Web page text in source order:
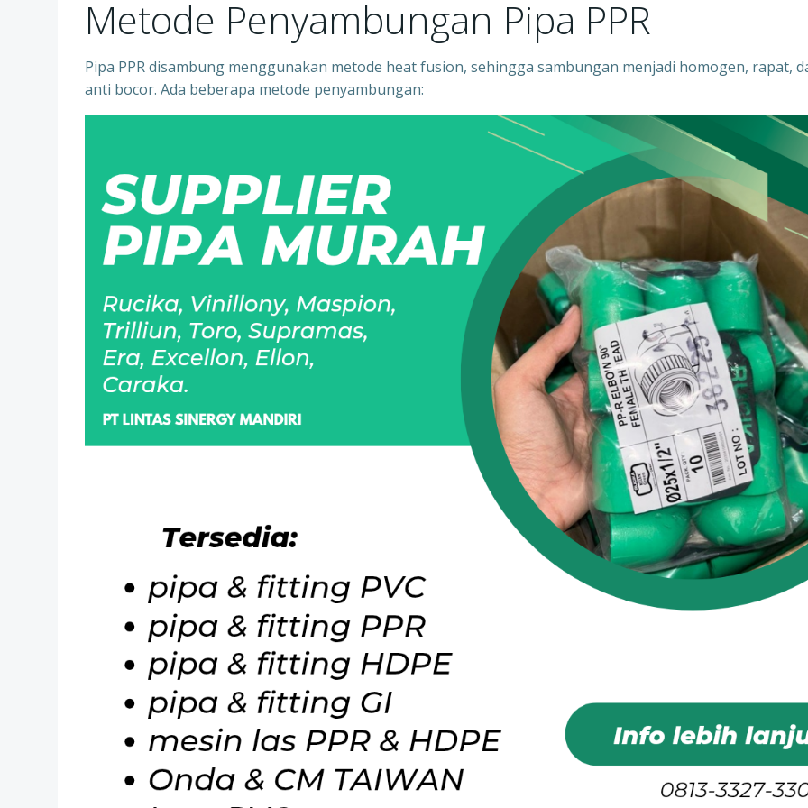
Metode Penyambungan Pipa PPR
Pipa PPR disambung menggunakan metode heat fusion, sehingga sambungan menjadi homogen, rapat,
anti bocor. Ada beberapa metode penyambungan: